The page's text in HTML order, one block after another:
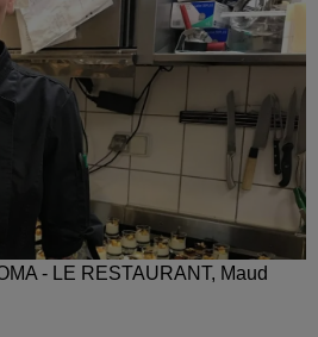
- LE RESTAURANT, Maud